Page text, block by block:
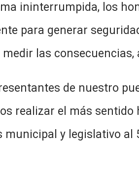
ininterrumpida, los
para generar
las
de nuestro
realizar el más
municipal y legislativo